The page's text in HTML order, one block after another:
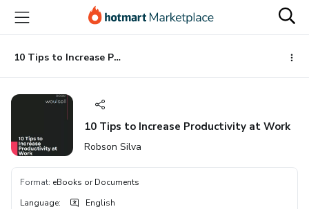
main
content
10 Tips to Increase Productivity at Work
10 Tips to Increase Productivity at Work
Robson Silva
Format: eBooks or Documents
Language: English